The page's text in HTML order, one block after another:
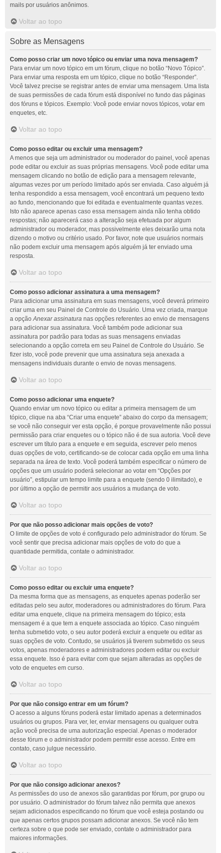
mails por usuários anônimos.
Voltar ao topo
Sobre as Mensagens
Como posso criar um novo tópico ou enviar uma nova mensagem?
Para enviar um novo tópico em um fórum, clique no botão “Novo Tópico”.
Para enviar uma resposta em um tópico, clique no botão “Responder”.
Você talvez precise se registrar antes de enviar uma mensagem. Uma lista
de suas permissões de cada fórum está disponível no fundo das páginas
dos fóruns e tópicos. Exemplo: Você pode enviar novos tópicos, votar em
enquetes, etc.
Voltar ao topo
Como posso editar ou excluir uma mensagem?
A menos que seja um administrador ou moderador do painel, você apenas
pode editar ou excluir as suas próprias mensagens. Você pode editar uma
mensagem clicando no botão de edição para a mensagem relevante,
algumas vezes por um período limitado após ser enviada. Caso alguém já
tenha respondido a essa mensagem, você encontrará um pequeno texto
ao fundo, mencionando que foi editada e eventualmente quantas vezes.
Isto não aparece apenas caso essa mensagem ainda não tenha obtido
respostas; não aparecerá caso a alteração seja efetuada por algum
administrador ou moderador, mas possivelmente eles deixarão uma nota
dizendo o motivo ou critério usado. Por favor, note que usuários normais
não podem excluir uma mensagem após alguém já ter enviado uma
resposta.
Voltar ao topo
Como posso adicionar assinatura a uma mensagem?
Para adicionar uma assinatura em suas mensagens, você deverá primeiro
criar uma em seu Painel de Controle do Usuário. Uma vez criada, marque
a opçãoAnexar assinatura nas opções referentes ao envio de mensagens
para adicionar sua assinatura. Você também pode adicionar sua
assinatura por padrão para todas as suas mensagens enviadas
selecionando a opção correta em seu Painel de Controle do Usuário. Se
fizer isto, você pode prevenir que uma assinatura seja anexada a
mensagens individuais durante o envio de novas mensagens.
Voltar ao topo
Como posso adicionar uma enquete?
Quando enviar um novo tópico ou editar a primeira mensagem de um
tópico, clique na aba “Criar uma enquete” abaixo do corpo da mensagem;
se você não conseguir ver esta opção, é porque provavelmente não possui
permissão para criar enquetes ou o tópico não é de sua autoria. Você deve
escrever um título para a enquete e em seguida, escrever pelo menos
duas opções de voto, certificando-se de colocar cada opção em uma linha
separada na área de texto. Você poderá também especificar o número de
opções que um usuário poderá selecionar ao votar em “Opções por
usuário”, estipular um tempo limite para a enquete (sendo 0 ilimitado), e
por último a opção de permitir aos usuários a mudança de voto.
Voltar ao topo
Por que não posso adicionar mais opções de voto?
O limite de opções de voto é configurado pelo administrador do fórum. Se
você sentir que precisa adicionar mais opções de voto do que a
quantidade permitida, contate o administrador.
Voltar ao topo
Como posso editar ou excluir uma enquete?
Da mesma forma que as mensagens, as enquetes apenas poderão ser
editadas pelo seu autor, moderadores ou administradores do fórum. Para
editar uma enquete, clique na primeira mensagem do tópico; esta
mensagem é a que tem a enquete associada ao tópico. Caso ninguém
tenha submetido voto, o seu autor poderá excluir a enquete ou editar as
suas opções de voto. Contudo, se usuários já tiverem submetido os seus
votos, apenas moderadores e administradores podem editar ou excluir
essa enquete. Isso é para evitar com que sejam alteradas as opções de
voto de enquetes em curso.
Voltar ao topo
Por que não consigo entrar em um fórum?
O acesso a alguns fóruns poderá estar limitado apenas a determinados
usuários ou grupos. Para ver, ler, enviar mensagens ou qualquer outra
ação você precisa de uma autorização especial. Apenas o moderador
desse fórum e o administrador podem permitir esse acesso. Entre em
contato, caso julgue necessário.
Voltar ao topo
Por que não consigo adicionar anexos?
As permissões do uso de anexos são garantidas por fórum, por grupo ou
por usuário. O administrador do fórum talvez não permita que anexos
sejam adicionados especificando no fórum que você esteja postando ou
que apenas certos grupos possam adicionar anexos. Se você não tem
certeza sobre o que pode ser enviado, contate o administrador para
maiores informações.